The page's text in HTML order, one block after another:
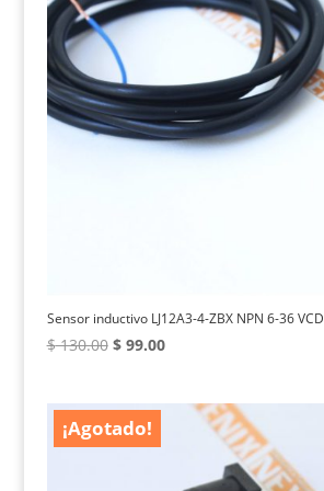
Sensor inductivo LJ12A3-4-ZBX NPN 6-36 VCD
$130.00 El
era:
$ 130.00.
$99.00El
¡Agotado!